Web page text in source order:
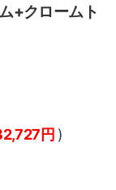
+クロームト
円 )